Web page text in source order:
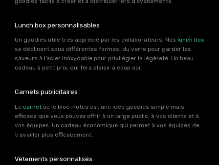
Lunch box personnalisables
Un goodies utile très apprécié par les collaborateurs. Nos lunch box
se déclinent sous différentes formes, du verre pour garder les
saveurs à l’acier inoxydable pour privilégier la légèreté. Un beau
cadeau à petit prix, qui fera plaisir à coup sûr.
Carnets publicitaires
Le carnet ou le bloc-notes est une idée goodies simple mais
efficace que vous pouvez offrir à un large public, à vos clients et à
vos équipes. Un cadeau économique qui permet à vos équipes de
travailler plus efficacement.
Vêtements personnalisés